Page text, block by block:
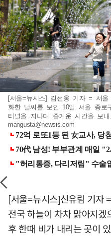
[서울=뉴시스] 김선웅 기자 = 서
화한 날씨를 보인 10일 서울 종로
터널을 지나며 즐거운 시간을 보
mangusta@newsis.com
[서울=뉴시스]신유림 기자
전국 하늘이 차차 맑아지
후 한때 비가 내리는 곳이